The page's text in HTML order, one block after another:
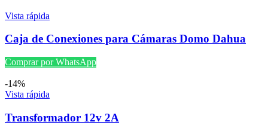
Vista rápida
Caja de Conexiones para Cámaras Domo Dahua
Comprar por WhatsApp
-14%
Vista rápida
Transformador 12v 2A